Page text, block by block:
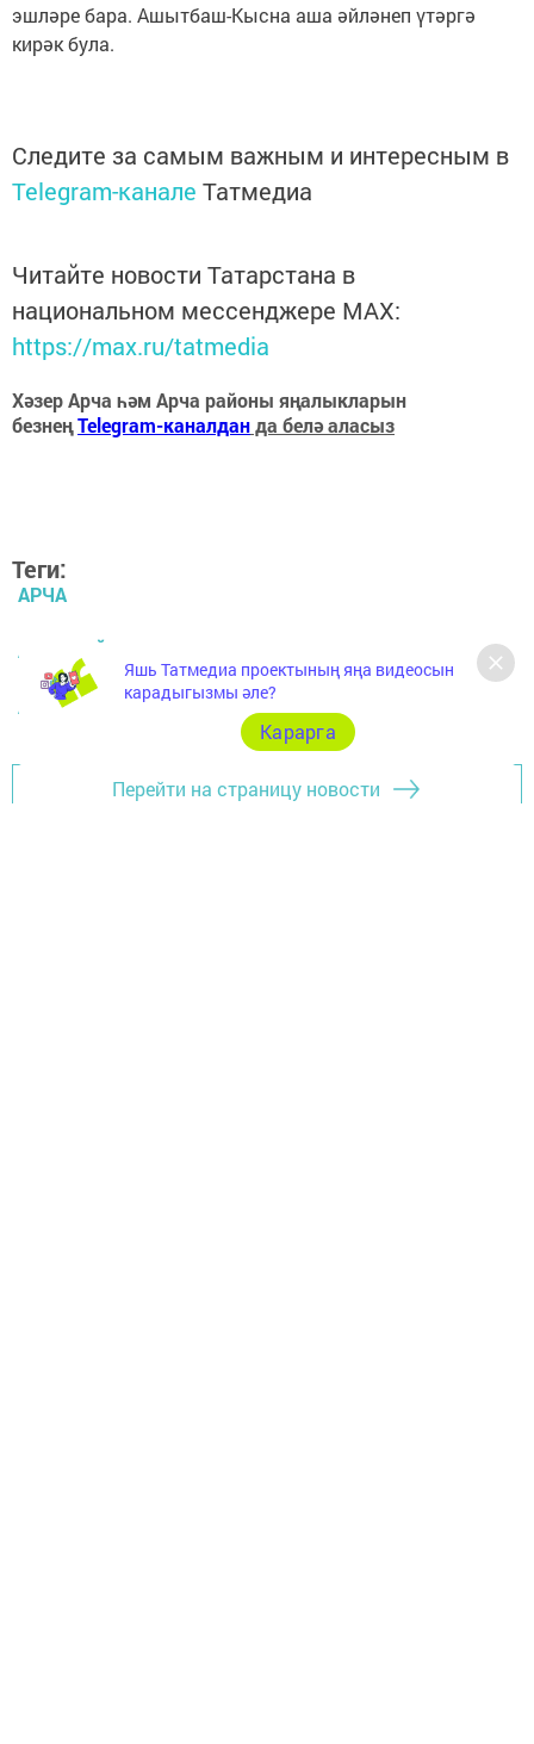
эшләре бара. Ашытбаш-Кысна аша әйләнеп үтәргә
кирәк була.
Следите за самым важным и интересным в
Telegram-канале Татмедиа
Читайте новости Татарстана в
национальном мессенджере MАХ:
https://max.ru/tatmedia
Хәзер Арча һәм Арча районы яңалыкларын
безнеңTelegram-каналданда белә аласыз
Теги:
АРЧА
АРЧА РАЙОНЫ
АРЧА ХӘБӘРЛӘРЕ
Перейти на страницу новости
Яшь Татмедиа проектының яңа видеосын
карадыгызмы әле?
Карарга